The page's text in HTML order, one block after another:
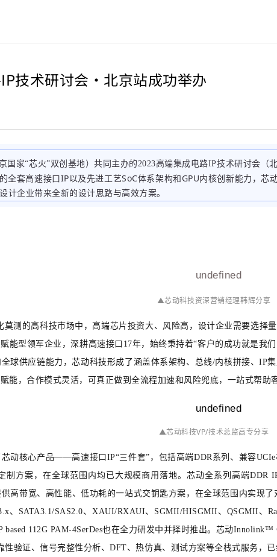
技术研讨会·北京站成功举办
国家“芯火”双创基地）共同主办的2023高端集成电路IP技术研讨会（
套高速接口IP以及先进工艺SoC体系架构和GPU内核创新能力，
企业带来全新的设计思路与高效方案。
▲芯动科技资深营销经理韩辉分享
测的高科技市场中，高端芯片投资大、风险高，设计企业需要选
能型领军企业，深耕高速接口17年，始终秉持着“客户的成功就是我
球供应链能力，芯动科技形成了涵盖体系架构、总线/内核拼接、IP
能，合作模式灵活，可真正做到全流程加速和风险兜底，一站式帮助
▲芯动科技VP/技术总监高专分享
动核心产品——高速接口IP“三件套”，包括高端DDR系列、兼容
方案，在全球范围内均已大规模商用落地。芯动全系列高端DDR
高带宽、高性能、低功耗的一站式交钥匙方案，在全球范围内实现
、SATA3.1/SAS2.0、XAUI/RXAUI、SGMII/HISGMII、QSGMII、
112G PAM-4SerDes也在全力研发中并择时推出。芯动
验证、信号完整性分析、DFT、热仿真、测试方案等全栈式服务